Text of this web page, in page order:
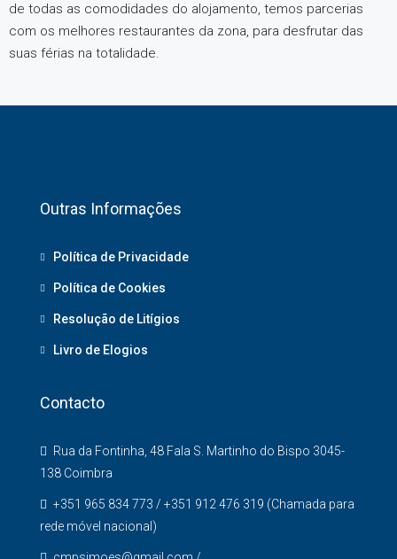
de todas as comodidades do alojamento, temos parcerias
com os melhores restaurantes da zona, para desfrutar das
suas férias na totalidade.
Outras Informações
Política de Privacidade
Política de Cookies
Resolução de Litígios
Livro de Elogios
Contacto
Rua da Fontinha, 48 Fala S. Martinho do Bispo 3045-
138 Coimbra
+351 965 834 773 / +351 912 476 319 (Chamada para
rede móvel nacional)